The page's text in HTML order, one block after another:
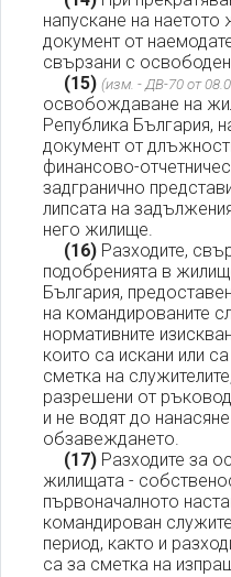
напускане на наетото
документ от
свързани с
(15) (изм. - ДВ-70 от
освобождаване на
Република България,
документ от
финансово-
задгранично
липсата на
него жилище.
(16) Разходите,
подобренията в
България,
на командированите
нормативните
които са искани или
сметка на
разрешени от
и не водят до
обзавеждането.
(17) Разходите за
жилищата -
първоначалното
командирован
период, както и
са за сметка на